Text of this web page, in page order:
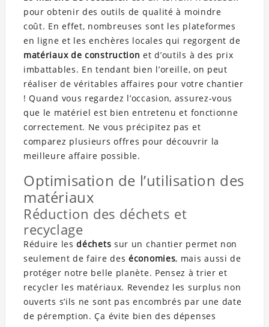
pour obtenir des outils de qualité à moindre
coût. En effet, nombreuses sont les plateformes
en ligne et les enchères locales qui regorgent de
matériaux de construction et d’outils à des prix
imbattables. En tendant bien l’oreille, on peut
réaliser de véritables affaires pour votre chantier
! Quand vous regardez l’occasion, assurez-vous
que le matériel est bien entretenu et fonctionne
correctement. Ne vous précipitez pas et
comparez plusieurs offres pour découvrir la
meilleure affaire possible.
Optimisation de l’utilisation des
matériaux
Réduction des déchets et
recyclage
Réduire lesdéchets sur un chantier permet non
seulement de faire deséconomies, mais aussi de
protéger notre belle planète. Pensez à trier et
recycler les matériaux. Revendez les surplus non
ouverts s’ils ne sont pas encombrés par une date
de péremption. Ça évite bien des dépenses